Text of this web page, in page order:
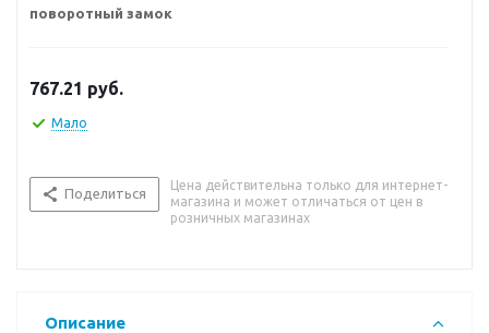
поворотный замок
767.21 руб.
Мало
Поделиться
Цена действительна только для интернет-
магазина и может отличаться от цен в
розничных магазинах
Описание